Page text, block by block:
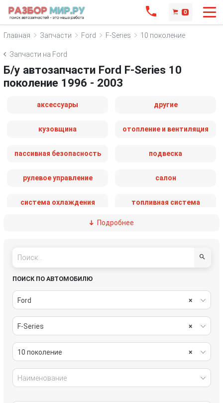
0
Главная Запчасти Ford F-Series 10 поколение
Запчасти на Ford
Б/у автозапчасти Ford F-Series 10
поколение 1996 - 2003
аксессуары другие
кузовщина отопление и вентиляция
пассивная безопасность подвеска
рулевое управление салон
система охлаждения топливная система
тормозная система Подробнее
ПОИСК ПО АВТОМОБИЛЮ
×
Ford
×
F-Series
×
10 поколение
Наименование